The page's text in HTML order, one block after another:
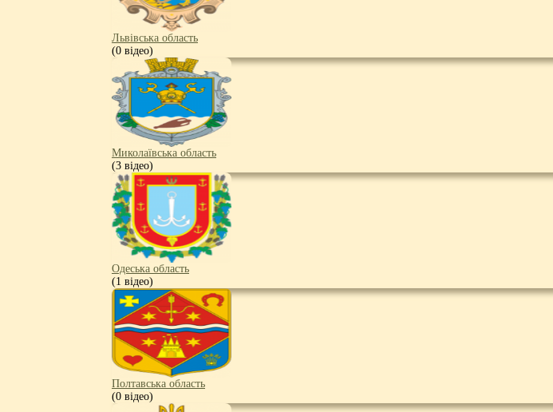
Львівська область
(0 відео)
Миколаївська область
(3 відео)
Одеська область
(1 відео)
Полтавська область
(0 відео)